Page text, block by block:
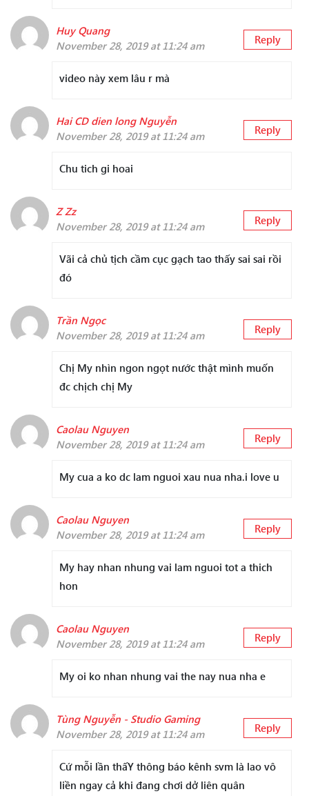
Huy Quang
November 28, 2019 at 11:24 am
Reply
video này xem lâu r mà
Hai CD dien long Nguyễn
November 28, 2019 at 11:24 am
Reply
Chu tich gi hoai
Z Zz
November 28, 2019 at 11:24 am
Reply
Vãi cả chủ tịch cầm cục gạch tao thấy sai sai rồi
đó
Trần Ngọc
November 28, 2019 at 11:24 am
Reply
Chị My nhìn ngon ngọt nước thật mình muốn
đc chịch chị My
Caolau Nguyen
November 28, 2019 at 11:24 am
Reply
My cua a ko dc lam nguoi xau nua nha.i love u
Caolau Nguyen
November 28, 2019 at 11:24 am
Reply
My hay nhan nhung vai lam nguoi tot a thich
hon
Caolau Nguyen
November 28, 2019 at 11:24 am
Reply
My oi ko nhan nhung vai the nay nua nha e
Tùng Nguyễn - Studio Gaming
November 28, 2019 at 11:24 am
Reply
Cứ mỗi lần thấY thông báo kênh svm là lao vô
liền ngay cả khi đang chơi dở liên quân